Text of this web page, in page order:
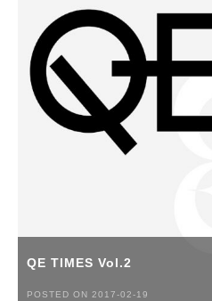
QE TIMES Vol.2
POSTED ON 2017-02-19